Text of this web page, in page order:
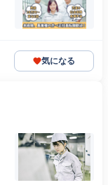
気になる